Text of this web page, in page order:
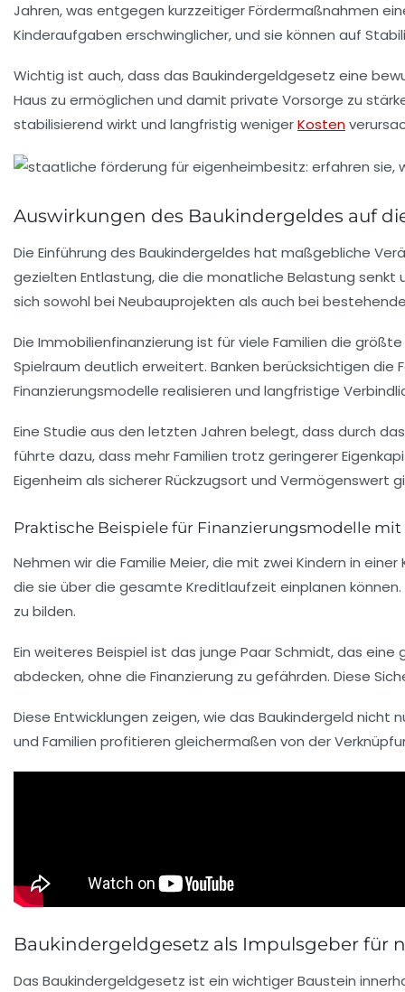
Jahren, was entgegen kurzzeitiger Fördermaßnahmen
Kinderaufgaben erschwinglicher, und sie können auf
Wichtig ist auch, dass das Baukindergeldgesetz eine
Haus zu ermöglichen und damit private Vorsorge zu
stabilisierend wirkt und langfristig wenigerKosten
Auswirkungen des Baukindergeldes auf
Die Einführung des Baukindergeldes hat maßgebliche
gezielten Entlastung, die die monatliche Belastung senkt
sich sowohl bei Neubauprojekten als auch bei
Die Immobilienfinanzierung ist für viele Familien die
Spielraum deutlich erweitert. Banken berücksichtigen die
Finanzierungsmodelle realisieren und langfristige
Eine Studie aus den letzten Jahren belegt, dass durch
führte dazu, dass mehr Familien trotz geringerer
Eigenheim als sicherer Rückzugsort und Vermögenswert
Praktische Beispiele für Finanzierungsmodelle
Nehmen wir die Familie Meier, die mit zwei Kindern in
die sie über die gesamte Kreditlaufzeit einplanen
zu bilden.
Ein weiteres Beispiel ist das junge Paar Schmidt, das
abdecken, ohne die Finanzierung zu gefährden. Diese
Diese Entwicklungen zeigen, wie das Baukindergeld
und Familien profitieren gleichermaßen von der
Baukindergeldgesetz als Impulsgeber
Das Baukindergeldgesetz ist ein wichtiger Baustein